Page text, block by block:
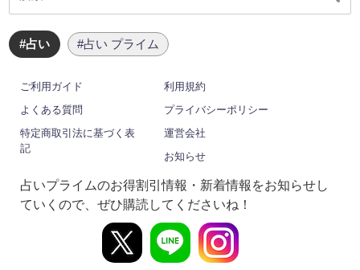
#占い #占い プライム
ご利用ガイド
利用規約
よくある質問
プライバシーポリシー
特定商取引法に基づく表
記
運営会社
お知らせ
占いプライムのお得割引情報・新着情報をお知らせし
ていくので、ぜひ購読してくださいね！